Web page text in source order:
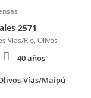
2571
Vias/Rio, Olivos
40 años
Vías/Maipú